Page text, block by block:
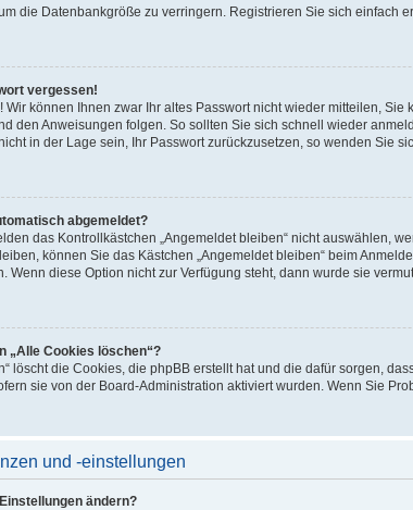
die Datenbankgröße zu verringern. Registrieren Sie sich einfach
vergessen!
Wir können Ihnen zwar Ihr altes Passwort nicht wieder mitteilen,
den Anweisungen folgen. So sollten Sie sich schnell wieder
in der Lage sein, Ihr Passwort zurückzusetzen, so wenden Sie
abgemeldet?
das Kontrollkästchen „Angemeldet bleiben“ nicht auswählen,
können Sie das Kästchen „Angemeldet bleiben“ beim
Wenn diese Option nicht zur Verfügung steht, dann wurde sie
„Alle Cookies löschen“?
löscht die Cookies, die phpBB erstellt hat und die dafür sorgen,
sie von der Board-Administration aktiviert wurden. Wenn Sie
und -einstellungen
ändern?